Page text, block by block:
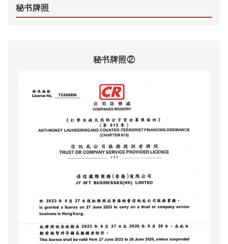
秘书牌照
秘书牌照②